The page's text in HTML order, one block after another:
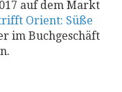
auf dem Markt
Orient: Süße
im Buchgeschäft